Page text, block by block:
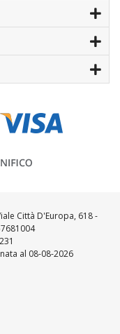
Città D'Europa, 618 -
al 08-08-2026